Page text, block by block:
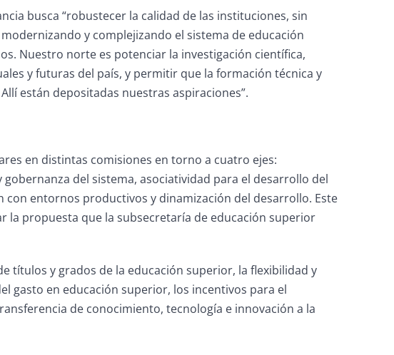
busca “robustecer la calidad de las instituciones, sin
y complejizando el sistema de educación
Nuestro norte es potenciar la investigación científica,
y futuras del país, y permitir que la formación técnica y
están depositadas nuestras aspiraciones”.
en distintas comisiones en torno a cuatro ejes:
del sistema, asociatividad para el desarrollo del
entornos productivos y dinamización del desarrollo. Este
la propuesta que la subsecretaría de educación superior
títulos y grados de la educación superior, la flexibilidad y
gasto en educación superior, los incentivos para el
de conocimiento, tecnología e innovación a la